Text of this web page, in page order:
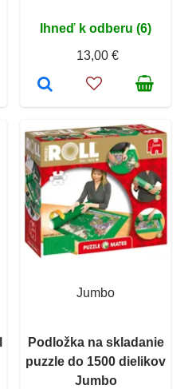
Ihneď k odberu (6)
13,00 €
Jumbo
Podložka na skladanie
puzzle do 1500 dielikov
Jumbo